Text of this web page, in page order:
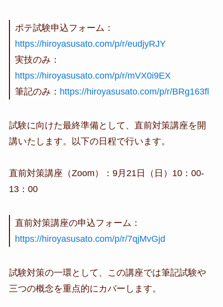
ポテ試験申込フォーム：
https://hiroyasusato.com/p/r/eudjyRJY
実技のみ：
https://hiroyasusato.com/p/r/mVX0i9EX
筆記のみ： https://hiroyasusato.com/p/r/BRg163fl
試験に向けた最終準備として、直前対策講座を開
講いたします。以下の日程で行います。
直前対策講座（Zoom）：9月21日（日）10：00-
13：00
直前対策講座の申込フォーム：
https://hiroyasusato.com/p/r/7qjMvGjd
試験対策の一環として、この講座では筆記試験や
三つの概念を重点的にカバーします。